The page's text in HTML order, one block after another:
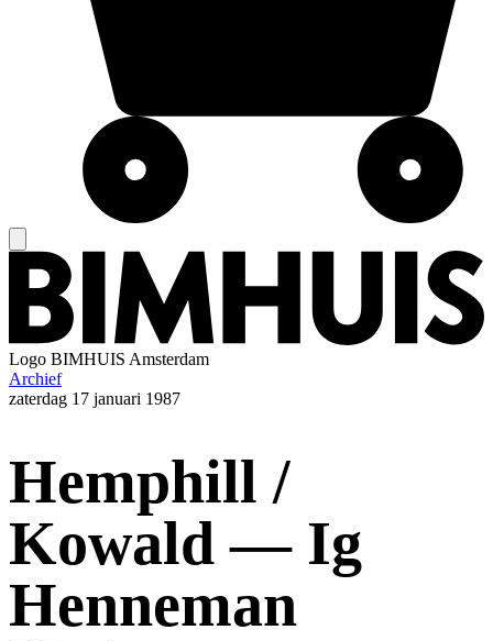
Logo BIMHUIS Amsterdam
Archief
zaterdag 17 januari 1987
Hemphill /
Kowald — Ig
Henneman